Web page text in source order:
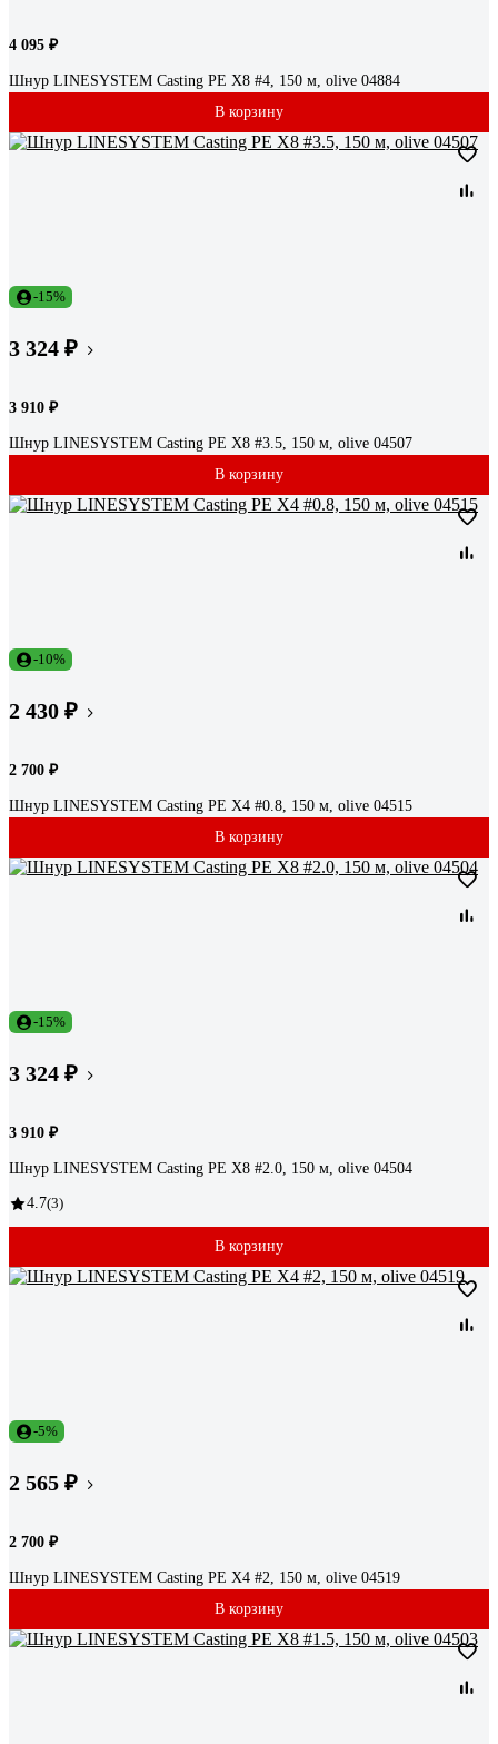
4 095 ₽
Шнур LINESYSTEM Casting PE X8 #4, 150 м, olive 04884
В корзину
-15%
3 324 ₽
3 910 ₽
Шнур LINESYSTEM Casting PE X8 #3.5, 150 м, olive 04507
В корзину
-10%
2 430 ₽
2 700 ₽
Шнур LINESYSTEM Casting PE X4 #0.8, 150 м, olive 04515
В корзину
-15%
3 324 ₽
3 910 ₽
Шнур LINESYSTEM Casting PE X8 #2.0, 150 м, olive 04504
4.7(3)
В корзину
-5%
2 565 ₽
2 700 ₽
Шнур LINESYSTEM Casting PE X4 #2, 150 м, olive 04519
В корзину